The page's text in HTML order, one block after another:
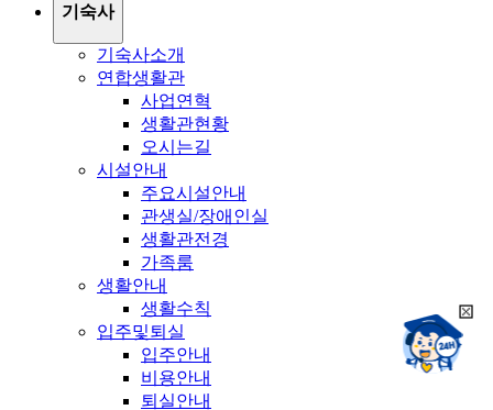
기숙사
기숙사소개
연합생활관
사업연혁
생활관현황
오시는길
시설안내
주요시설안내
관생실/장애인실
생활관전경
가족룸
생활안내
생활수칙
입주및퇴실
입주안내
비용안내
퇴실안내
챗봇상담:
24시
채팅상담:
9시~18시
희